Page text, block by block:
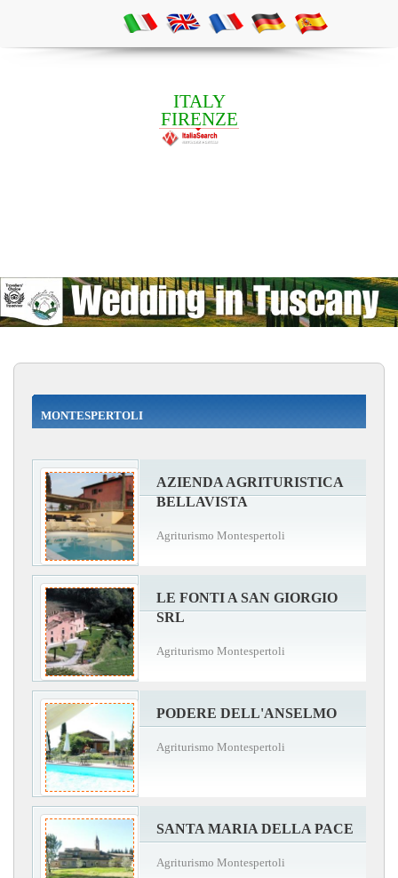
ITALY
FIRENZE
MONTESPERTOLI
AZIENDA AGRITURISTICA
BELLAVISTA
Agriturismo Montespertoli
LE FONTI A SAN GIORGIO
SRL
Agriturismo Montespertoli
PODERE DELL'ANSELMO
Agriturismo Montespertoli
SANTA MARIA DELLA PACE
Agriturismo Montespertoli